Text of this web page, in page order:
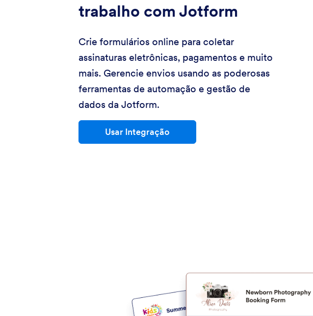
trabalho com Jotform
Crie formulários online para coletar
assinaturas eletrônicas, pagamentos e muito
mais. Gerencie envios usando as poderosas
ferramentas de automação e gestão de
dados da Jotform.
Usar Integração